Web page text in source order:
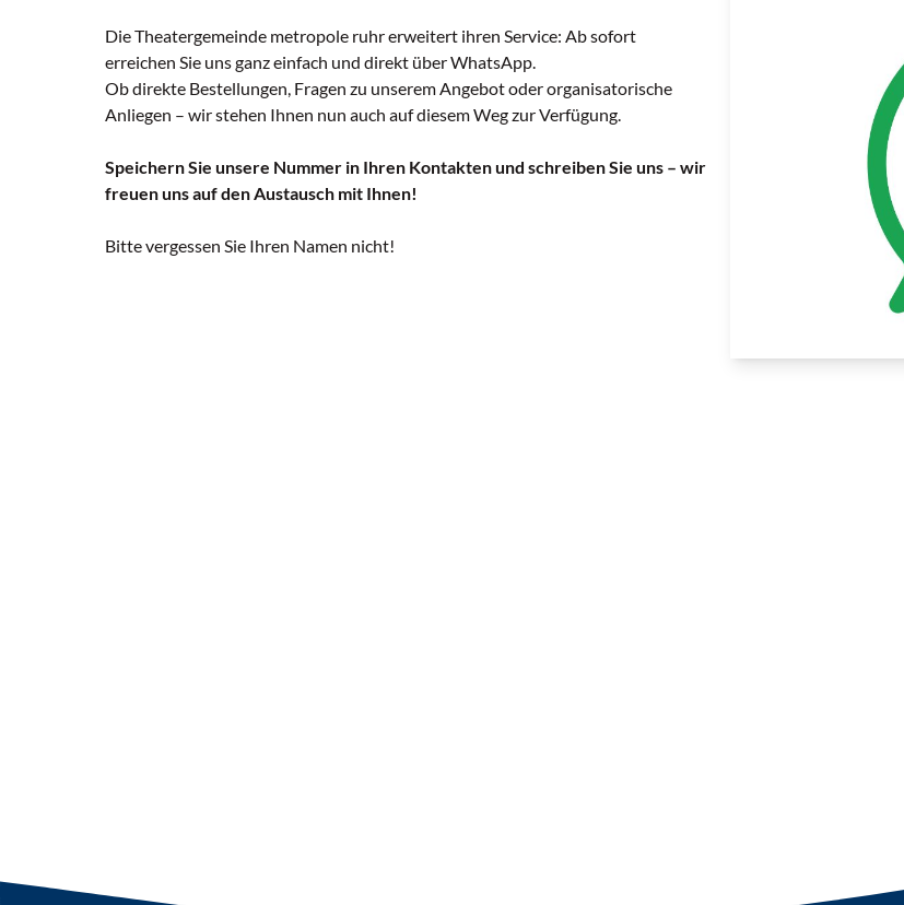
Die Theatergemeinde metropole ruhr erweitert ihren Service: Ab sofort
erreichen Sie uns ganz einfach und direkt über WhatsApp.
Ob direkte Bestellungen, Fragen zu unserem Angebot oder organisatorische
Anliegen – wir stehen Ihnen nun auch auf diesem Weg zur Verfügung.
Speichern Sie unsere Nummer in Ihren Kontakten und schreiben Sie uns – wir
freuen uns auf den Austausch mit Ihnen!
Bitte vergessen Sie Ihren Namen nicht!